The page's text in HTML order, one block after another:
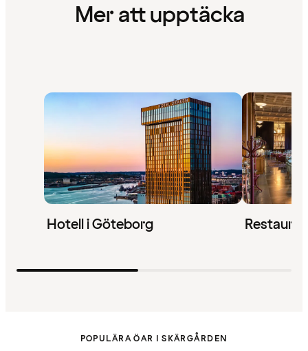
Mer att upptäcka
Hotell i Göteborg
POPULÄRA ÖAR I SKÄRGÅRDEN